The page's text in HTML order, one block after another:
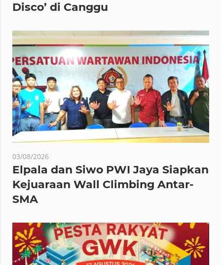
Disco’ di Canggu
03/08/2026
Elpala dan Siwo PWI Jaya Siapkan
Kejuaraan Wall Climbing Antar-
SMA